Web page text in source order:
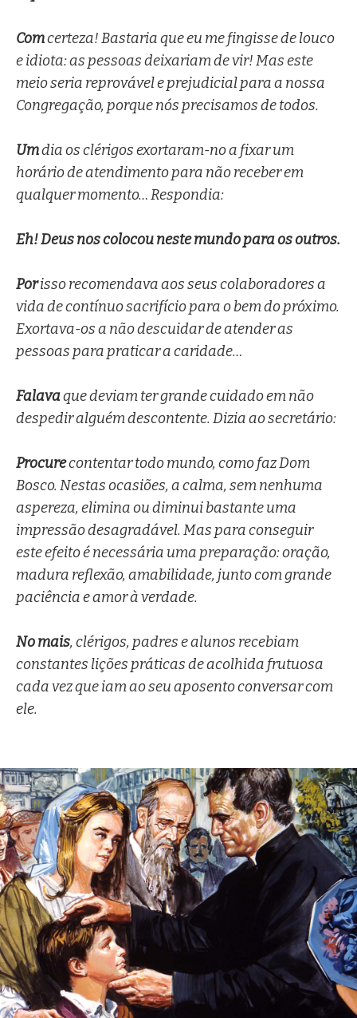
Comcerteza! Bastaria que eu me fingisse de louco
e idiota: as pessoas deixariam de vir! Mas este
meio seria reprovável e prejudicial para a nossa
Congregação, porque nós precisamos de todos.
Umdia os clérigos exortaram-no a fixar um
horário de atendimento para não receber em
qualquer momento… Respondia:
Eh!Deus nos colocou neste mundo para os outros.
Porisso recomendava aos seus colaboradores a
vida de contínuo sacrifício para o bem do próximo.
Exortava-os a não descuidar de atender as
pessoas para praticar a caridade…
Falavaque deviam ter grande cuidado em não
despedir alguém descontente. Dizia ao secretário:
Procurecontentar todo mundo, como faz Dom
Bosco. Nestas ocasiões, a calma, sem nenhuma
aspereza, elimina ou diminui bastante uma
impressão desagradável. Mas para conseguir
este efeito é necessária uma preparação: oração,
madura reflexão, amabilidade, junto com grande
paciência e amor à verdade.
No mais, clérigos, padres e alunos recebiam
constantes lições práticas de acolhida frutuosa
cada vez que iam ao seu aposento conversar com
ele.